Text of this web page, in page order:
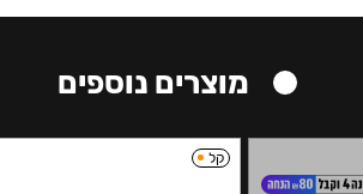
מוצרים נוספים
קל